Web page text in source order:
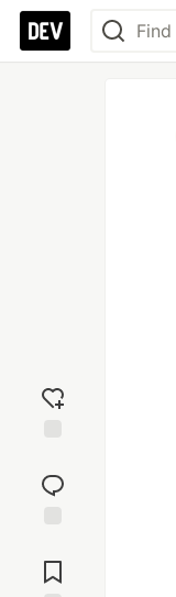
reaction
Comments